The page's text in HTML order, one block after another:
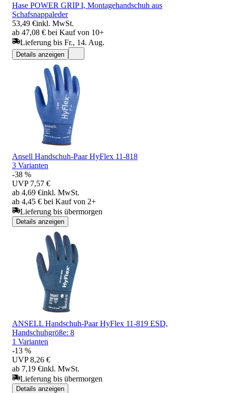
Hase POWER GRIP I, Montagehandschuh aus
Schafsnappaleder
53,49 €inkl. MwSt.
ab 47,08 € bei Kauf von 10+
Lieferung bis Fr., 14. Aug.
Details anzeigen
Ansell Handschuh-Paar HyFlex 11-818
3 Varianten
-38 %
UVP 7,57 €
ab 4,69 €inkl. MwSt.
ab 4,45 € bei Kauf von 2+
Lieferung bis übermorgen
Details anzeigen
ANSELL Handschuh-Paar HyFlex 11-819 ESD,
Handschuhgröße: 8
1 Varianten
-13 %
UVP 8,26 €
ab 7,19 €inkl. MwSt.
Lieferung bis übermorgen
Details anzeigen